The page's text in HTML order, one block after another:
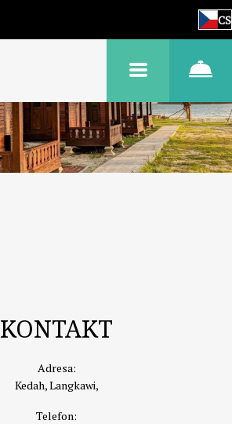
CS
KONTAKT
Adresa:
Kedah, Langkawi,
Telefon: